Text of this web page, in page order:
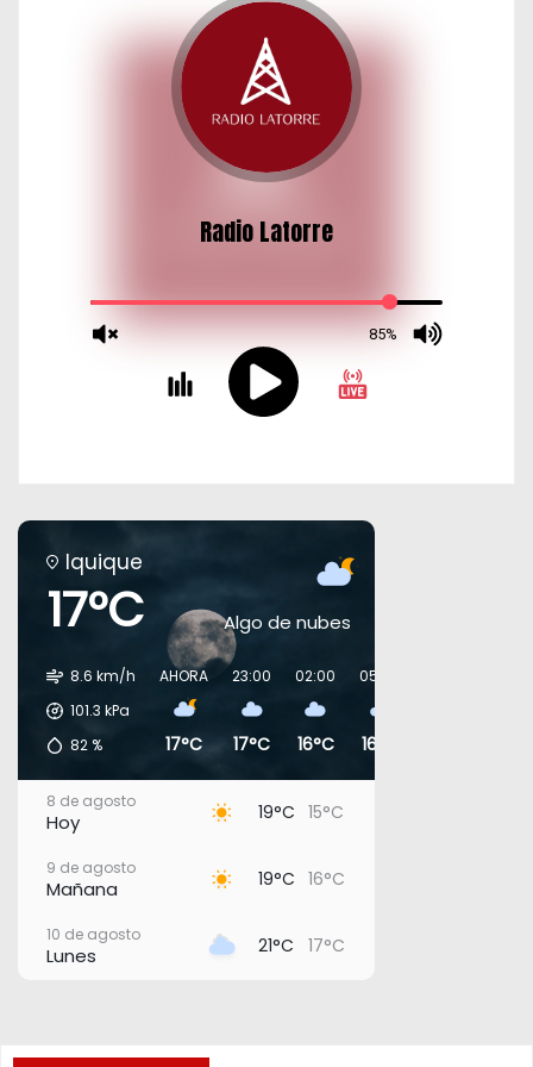
Iquique
17°C Algo de nubes
8.6 km/h
101.3 kPa
82 %
AHORA
17°C
23:00
17°C
02:00
16°C
05:00
16°C
8 de agosto
Hoy 19°C 15°C
9 de agosto
Mañana 19°C 16°C
10 de agosto
Lunes 21°C 17°C